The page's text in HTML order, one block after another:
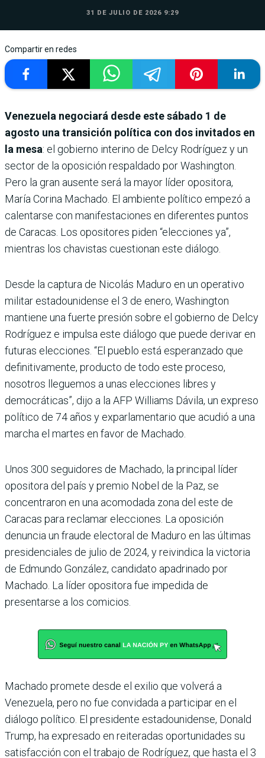
31 DE JULIO DE 2026 9:29
Compartir en redes
Venezuela negociará desde este sábado 1 de
agosto una transición política con dos invitados en
la mesa: el gobierno interino de Delcy Rodríguez y un
sector de la oposición respaldado por Washington.
Pero la gran ausente será la mayor líder opositora,
María Corina Machado. El ambiente político empezó a
calentarse con manifestaciones en diferentes puntos
de Caracas. Los opositores piden “elecciones ya”,
mientras los chavistas cuestionan este diálogo.
Desde la captura de Nicolás Maduro en un operativo
militar estadounidense el 3 de enero, Washington
mantiene una fuerte presión sobre el gobierno de Delcy
Rodríguez e impulsa este diálogo que puede derivar en
futuras elecciones. “El pueblo está esperanzado que
definitivamente, producto de todo este proceso,
nosotros lleguemos a unas elecciones libres y
democráticas”, dijo a la AFP Williams Dávila, un expreso
político de 74 años y exparlamentario que acudió a una
marcha el martes en favor de Machado.
Unos 300 seguidores de Machado, la principal líder
opositora del país y premio Nobel de la Paz, se
concentraron en una acomodada zona del este de
Caracas para reclamar elecciones. La oposición
denuncia un fraude electoral de Maduro en las últimas
presidenciales de julio de 2024, y reivindica la victoria
de Edmundo González, candidato apadrinado por
Machado. La líder opositora fue impedida de
presentarse a los comicios.
Machado promete desde el exilio que volverá a
Venezuela, pero no fue convidada a participar en el
diálogo político. El presidente estadounidense, Donald
Trump, ha expresado en reiteradas oportunidades su
satisfacción con el trabajo de Rodríguez, que hasta el 3